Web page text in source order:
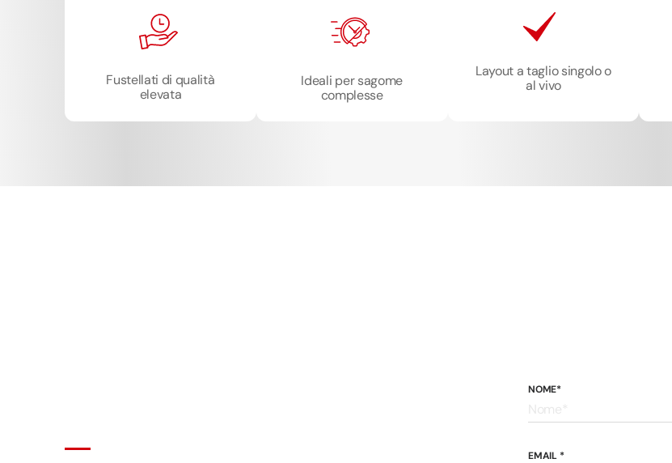
Fustellati di qualità
elevata
Ideali per sagome
complesse
Layout a taglio singolo o
al vivo
NOME*
EMAIL *